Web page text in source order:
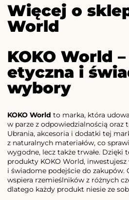
Więcej o
World
KOKO World
etyczna i
wybory
KOKO World to marka, która
w parze z odpowiedzialnością oraz
Ubrania, akcesoria i dodatki tej
z naturalnych materiałów, co
wygodne, lecz także trwałe. Dzięki
produkty KOKO World, inwestujesz
i świadome podejście do zakupów.
wspiera rzemieślników z różnych
dlatego każdy produkt niesie ze